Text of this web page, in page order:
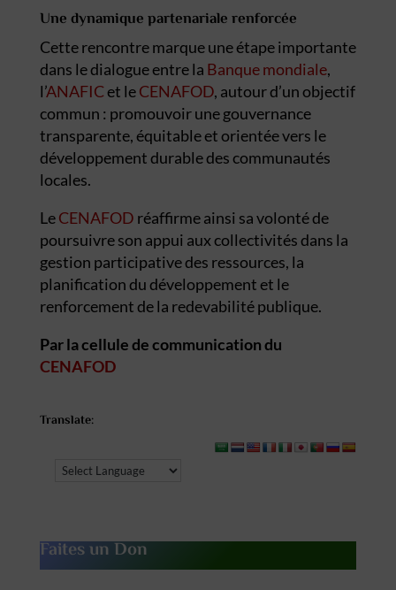
Une dynamique partenariale renforcée
Cette rencontre marque une étape importante
dans le dialogue entre la Banque mondiale,
l’ANAFICet leCENAFOD, autour d’un objectif
commun : promouvoir une gouvernance
transparente, équitable et orientée vers le
développement durable des communautés
locales.
LeCENAFOD réaffirme ainsi sa volonté de
poursuivre son appui aux collectivités dans la
gestion participative des ressources, la
planification du développement et le
renforcement de la redevabilité publique.
Par la cellule de communication du
CENAFOD
Translate:
Faites un Don